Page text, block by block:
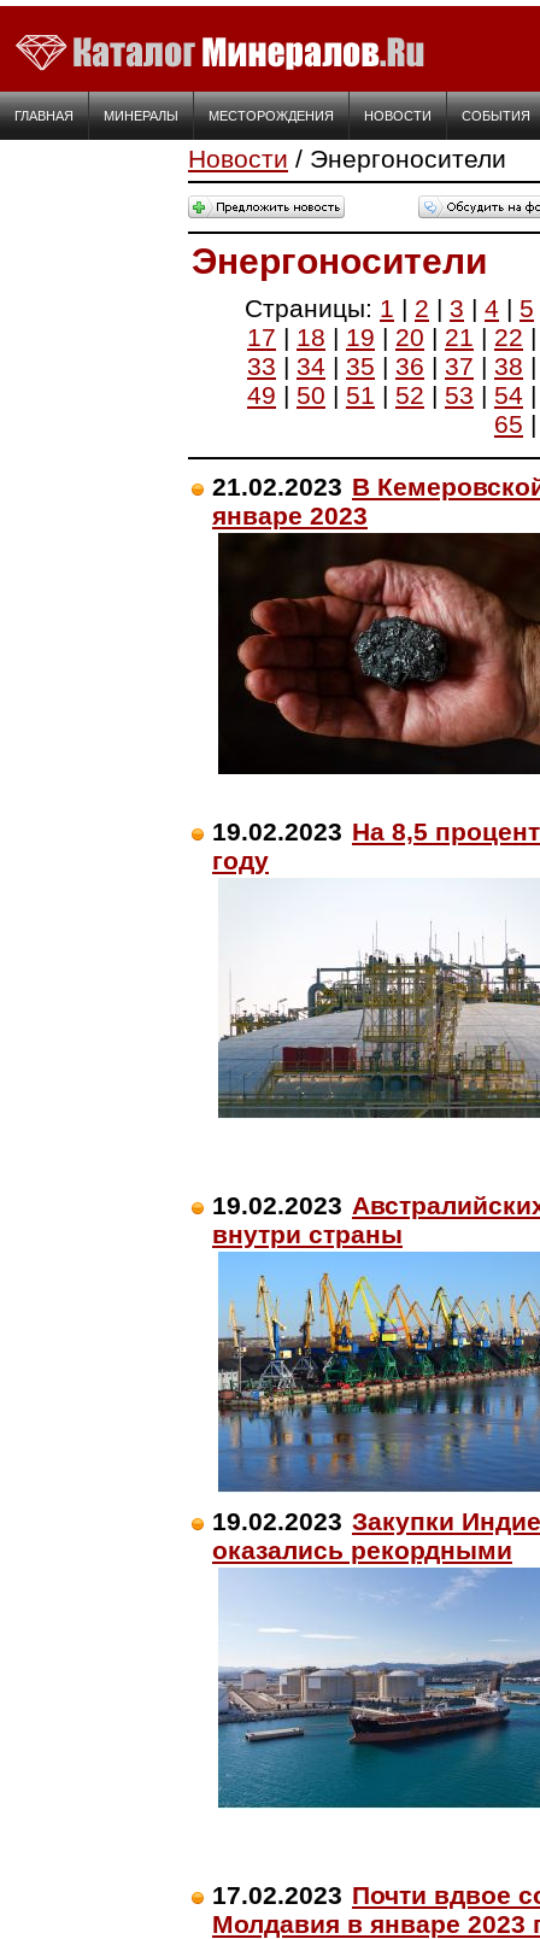
ГЛАВНАЯ МИНЕРАЛЫ МЕСТОРОЖДЕНИЯ НОВОСТИ СОБЫТИЯ
Новости / Энергоносители
Энергоносители
Страницы: 1 | 2 | 3 | 4 | 5
17 | 18 | 19 | 20 | 21 | 22
33 | 34 | 35 | 36 | 37 | 38
49 | 50 | 51 | 52 | 53 | 54
65
21.02.2023 В
январе 2023
19.02.2023 На 8,5
году
19.02.2023
внутри страны
19.02.2023 Закупки
оказались рекордными
17.02.2023 Почти вдвое
Молдавия в январе 2023